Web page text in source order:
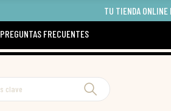
TU TIENDA ONLINE
PREGUNTAS FRECUENTES